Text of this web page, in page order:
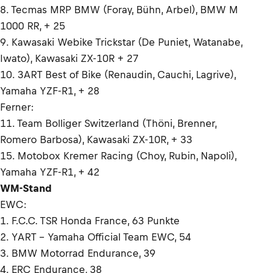
8. Tecmas MRP BMW (Foray, Bühn, Arbel), BMW M
1000 RR, + 25
9. Kawasaki Webike Trickstar (De Puniet, Watanabe,
Iwato), Kawasaki ZX-10R + 27
10. 3ART Best of Bike (Renaudin, Cauchi, Lagrive),
Yamaha YZF-R1, + 28
Ferner:
11. Team Bolliger Switzerland (Thöni, Brenner,
Romero Barbosa), Kawasaki ZX-10R, + 33
15. Motobox Kremer Racing (Choy, Rubin, Napoli),
Yamaha YZF-R1, + 42
WM-Stand
EWC:
1. F.C.C. TSR Honda France, 63 Punkte
2. YART – Yamaha Official Team EWC, 54
3. BMW Motorrad Endurance, 39
4. ERC Endurance, 38